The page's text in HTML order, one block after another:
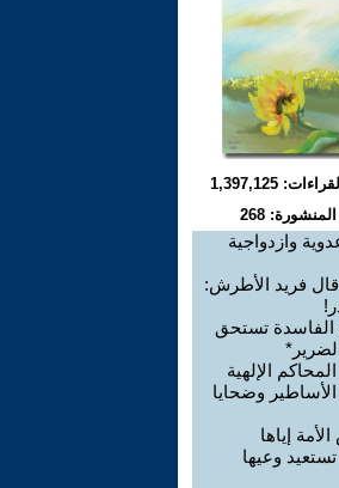
1,397,125
268
وازدواجية
فريد الأطرش:
الفاسدة تستحق
الإلهية
وضحايا
إياها
تستعيد وعيها